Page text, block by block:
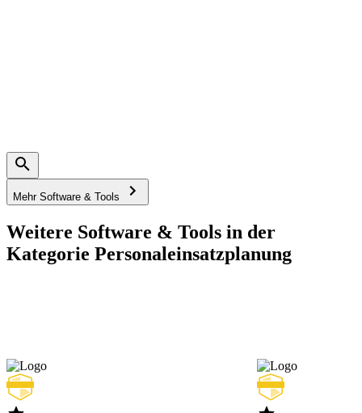
Mehr Software & Tools
Weitere Software & Tools in der
Kategorie Personaleinsatzplanung